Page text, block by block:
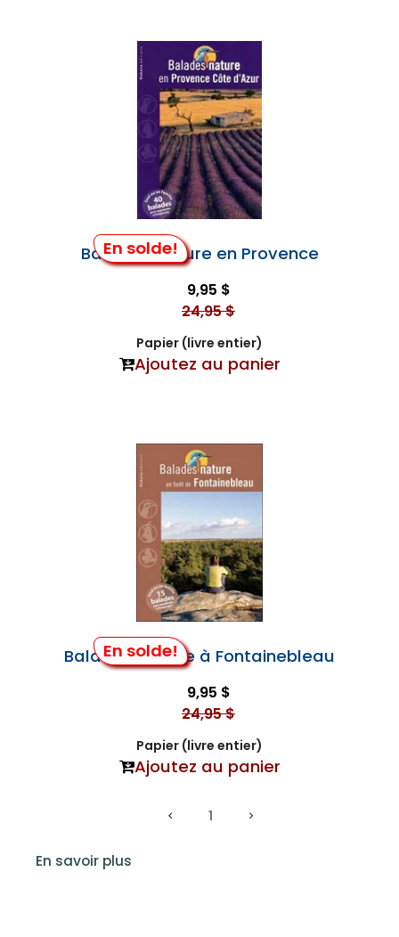
En solde!
Balades Nature en Provence
9,95 $
24,95 $
Papier (livre entier)
Ajoutez au panier
En solde!
Balades Nature à Fontainebleau
9,95 $
24,95 $
Papier (livre entier)
Ajoutez au panier
1
En savoir plus